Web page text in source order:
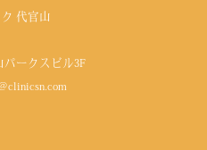
代官山
パークスビル3F